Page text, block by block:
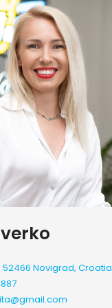
52466 Novigrad, Croatia